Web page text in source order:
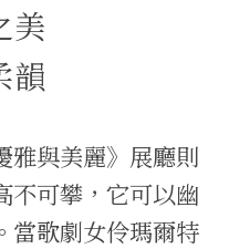
美
韻
雅與美麗》展廳則
不可攀，它可以幽
當歌劇女伶瑪爾特